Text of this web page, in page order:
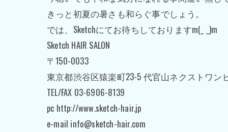
きっと初夏の暑さも和らぐ事でしょう。
では、Sketchにてお待ちしておりますm(_ _)m
Sketch HAIR SALON
〒150-0033
東京都渋谷区猿楽町23-5 代官山ネクストワン
TEL/FAX 03-6906-8139
pc http://www.sketch-hair.jp
e-mail info@sketch-hair.com